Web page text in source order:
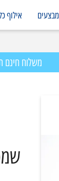
מבצעים אילוף
משלוח חינם